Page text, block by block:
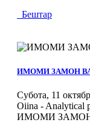
Бештар
ИМОМИ ЗАМОН
Субота, 11
Oiina - Analytical
ИМОМИ ЗАМОН